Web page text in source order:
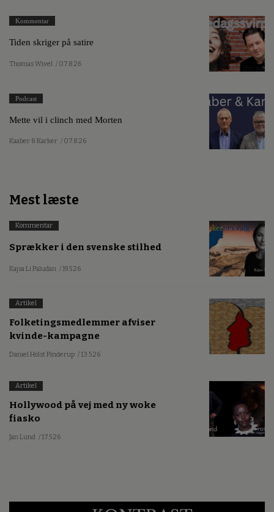
Kommentar
Tiden skriger på satire
Thomas Wivel / 07.8.26
Podcast
Mette vil i clinch med Morten
Kaaber & Karker / 07.8.26
Mest læste
Kommentar
Sprækker i den svenske stilhed
Kajsa Li Paludan / 19.5.26
Artikel
Folketingsmedlemmer afviser
kvinde-kampagne
Daniel Holst Pinderup / 13.5.26
Artikel
Hollywood på vej med ny woke
fiasko
Jan Lund / 17.5.26